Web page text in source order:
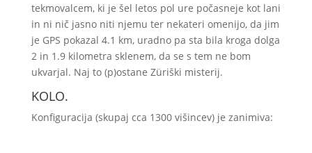
tekmovalcem, ki je šel letos pol ure počasneje kot lani
in ni nič jasno niti njemu ter nekateri omenijo, da jim
je GPS pokazal 4.1 km, uradno pa sta bila kroga dolga
2 in 1.9 kilometra sklenem, da se s tem ne bom
ukvarjal. Naj to (p)ostane Züriški misterij.
KOLO.
Konfiguracija (skupaj cca 1300 višincev) je zanimiva: